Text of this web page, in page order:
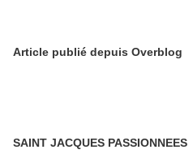
Article publié depuis Overblog
SAINT JACQUES PASSIONNEES